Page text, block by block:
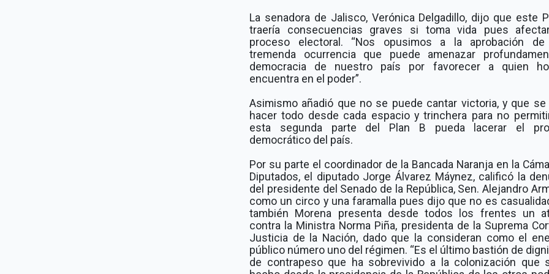
La senadora de Jalisco, Verónica Delgadillo, dijo que este
traería consecuencias graves si toma vida pues
proceso electoral. “Nos opusimos a la aprobación
tremenda ocurrencia que puede amenazar
democracia de nuestro país por favorecer a quien
encuentra en el poder”.
Asimismo añadió que no se puede cantar victoria, y que se
hacer todo desde cada espacio y trinchera para no
esta segunda parte del Plan B pueda lacerar el
democrático del país.
Por su parte el coordinador de la Bancada Naranja en la
Diputados, el diputado Jorge Álvarez Máynez, calificó la
del presidente del Senado de la República, Sen. Alejandro
como un circo y una faramalla pues dijo que no es
también Morena presenta desde todos los frentes un
contra la Ministra Norma Piña, presidenta de la Suprema
Justicia de la Nación, dado que la consideran como el
público número uno del régimen. “Es el último bastión de
de contrapeso que ha sobrevivido a la colonización que